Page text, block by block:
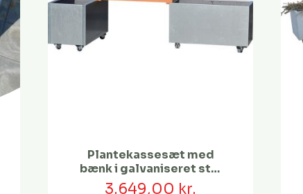
Plantekassesæt med
bænk i galvaniseret stål
| 80 x 40 x 40 cm
3.649,00 kr.